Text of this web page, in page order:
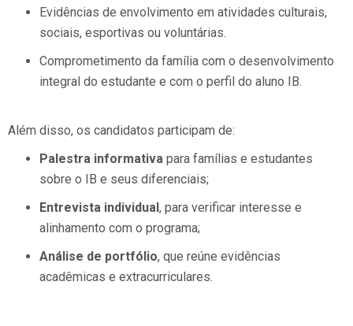
Evidências de envolvimento em atividades culturais,
sociais, esportivas ou voluntárias.
Comprometimento da família com o desenvolvimento
integral do estudante e com o perfil do aluno IB.
Além disso, os candidatos participam de:
Palestra informativa para famílias e estudantes
sobre o IB e seus diferenciais;
Entrevista individual, para verificar interesse e
alinhamento com o programa;
Análise de portfólio, que reúne evidências
acadêmicas e extracurriculares.